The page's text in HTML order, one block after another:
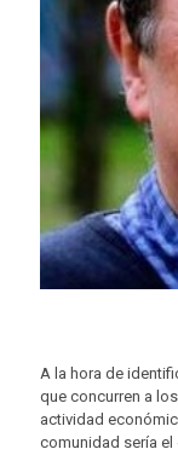
A la hora de
que concurren a
actividad
comunidad sería el